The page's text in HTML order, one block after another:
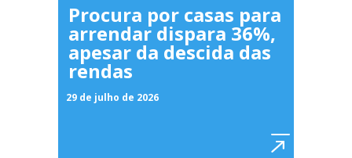
Procura por casas para
arrendar dispara 36%,
apesar da descida das
rendas
29 de julho de 2026